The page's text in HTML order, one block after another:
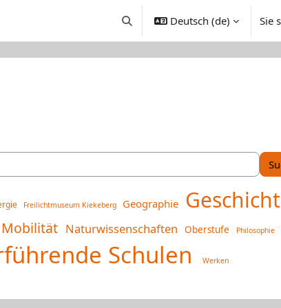
Sucheingabe umschalten
Deutsch ‎(de)‎ Sie
Freilichtmuseum Kiekeberg Geographie
Mobilität Naturwissenschaften Oberstufe Philosophie
Schulen Werken